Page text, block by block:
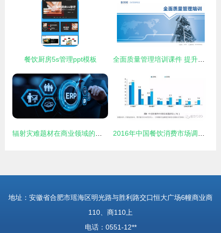
餐饮厨房5s管理ppt模板
地址：安徽省合肥市瑶海区明光路与胜利路交口恒大广场6幢商业商
110、商110上
电话：0551-12**